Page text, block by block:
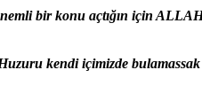
bir konu açtığın için
kendi içimizde